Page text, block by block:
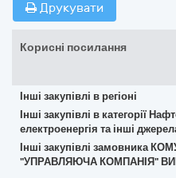
Друкувати
Корисні посилання
Інші закупівлі в регіоні
Інші закупівлі в категорії
електроенергія та інші
Інші закупівлі замовника
"УПРАВЛЯЮЧА КОМПАНІЯ"